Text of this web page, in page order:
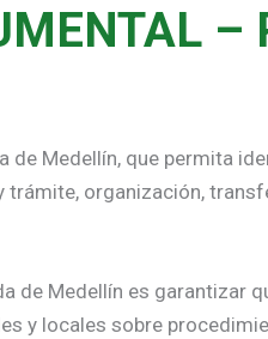
–
de Medellín, que permita
organización,
de Medellín es garantizar
y locales sobre